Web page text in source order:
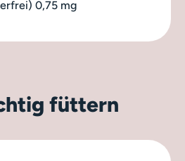
0,75 mg
füttern